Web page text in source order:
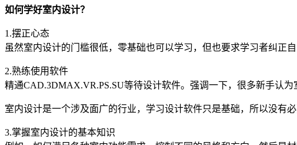
如何学好室内设计？
1.摆正心态
虽然室内设计的门槛很低，零基础也可以学习，但也要求学习者纠正
2.熟练使用软件
精通CAD.3DMAX.VR.PS.SU等待设计软件。强调一下，很多新手认
室内设计是一个涉及面广的行业，学习设计软件只是基础，所以没有
3.掌握室内设计的基本知识